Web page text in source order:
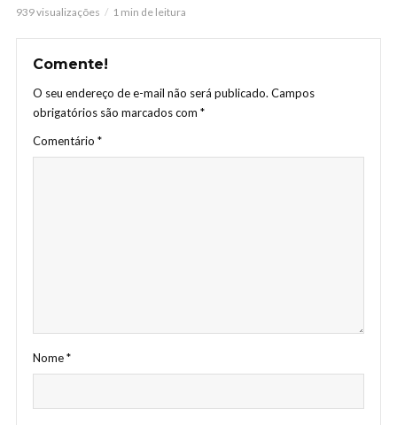
939 visualizações 1 min de leitura
Comente!
O seu endereço de e-mail não será publicado. Campos
obrigatórios são marcados com *
Comentário *
Nome*